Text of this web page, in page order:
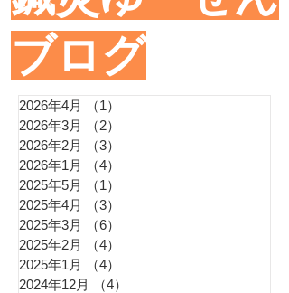
ブログ
2026年4月 （1）
2026年3月
（2）
2026年2月
（3）
2026年1月
（4）
2025年5月
（1）
2025年4月
（3）
2025年3月
（6）
2025年2月
（4）
2025年1月
（4）
2024年12月
（4）